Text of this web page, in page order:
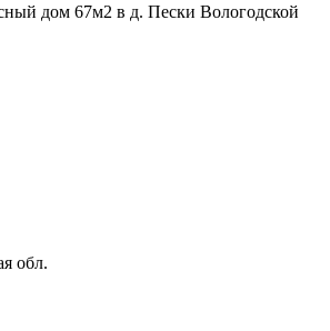
дом 67м2 в д. Пески Вологодской
обл.